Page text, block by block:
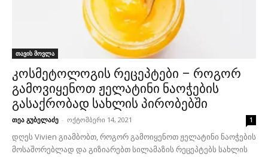
თავის მოვლა
კოსმეტოლოგის რეცეპტები – როგორ
გამოვიყენოთ ჟელატინი ნაოჭების
გასაქრობად სახლის პირობებში
თეა გუბელაძე - ოქტომბერი 14, 2021 1
დღეს Vivien გიამბობთ, როგორ გამოიყენოთ ჟელატინი ნაოჭების
მოსაშორებლად და გიზიარებთ სილამაზის რეცეპტებს სახლის